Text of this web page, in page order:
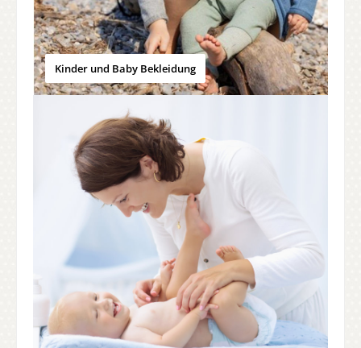
Kinder und Baby Bekleidung